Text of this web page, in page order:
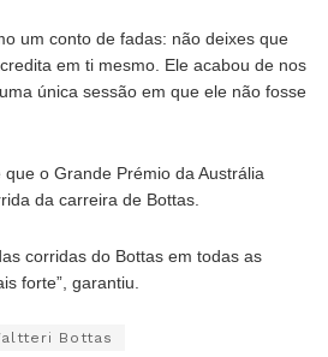
um conto de fadas: não deixes que
em ti mesmo. Ele acabou de nos
única sessão em que ele não fosse
o Grande Prémio da Austrália
da carreira de Bottas.
corridas do Bottas em todas as
forte”, garantiu.
Bottas